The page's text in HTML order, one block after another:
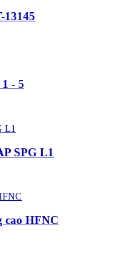
13145
- 5
SPG L1
cao HFNC